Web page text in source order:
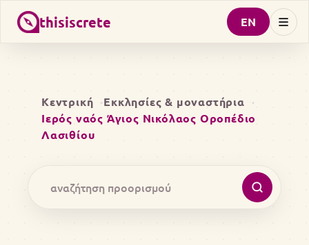
thisiscrete EN
Κεντρική
Εκκλησίες & μοναστήρια
Ιερός ναός Άγιος Νικόλαος Οροπέδιο
Λασιθίου